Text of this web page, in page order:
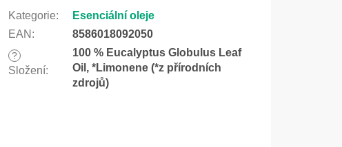
Kategorie:
Esenciální oleje
EAN : 8586018092050
?
Složení:
100 % Eucalyptus Globulus Leaf
Oil, *Limonene (*z přírodních
zdrojů)